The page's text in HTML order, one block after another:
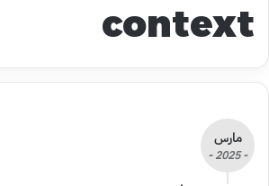
context
مارس
- 2025 -